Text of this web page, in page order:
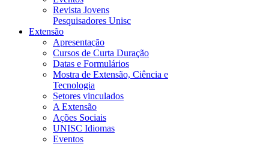
Revista Jovens
Pesquisadores Unisc
Extensão
Apresentação
Cursos de Curta Duração
Datas e Formulários
Mostra de Extensão, Ciência e
Tecnologia
Setores vinculados
A Extensão
Ações Sociais
UNISC Idiomas
Eventos